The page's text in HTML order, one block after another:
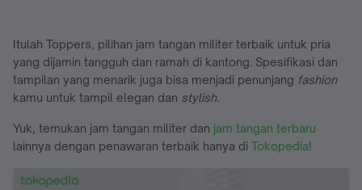
Itulah Toppers, pilihan jam tangan militer terbaik untuk pria
yang dijamin tangguh dan ramah di kantong. Spesifikasi dan
tampilan yang menarik juga bisa menjadi penunjang fashion
kamu untuk tampil elegan dan stylish.
Yuk, temukan jam tangan militer dan jam tangan terbaru
lainnya dengan penawaran terbaik hanya di Tokopedia!